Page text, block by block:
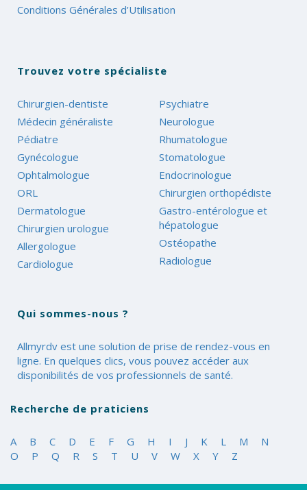
Conditions Générales d’Utilisation
Trouvez votre spécialiste
Chirurgien-dentiste
Médecin généraliste
Pédiatre
Gynécologue
Ophtalmologue
ORL
Dermatologue
Chirurgien urologue
Allergologue
Cardiologue
Psychiatre
Neurologue
Rhumatologue
Stomatologue
Endocrinologue
Chirurgien orthopédiste
Gastro-entérologue et
hépatologue
Ostéopathe
Radiologue
Qui sommes-nous ?
Allmyrdv est une solution de prise de rendez-vous en
ligne. En quelques clics, vous pouvez accéder aux
disponibilités de vos professionnels de santé.
Recherche de praticiens
A B C D E F G H I J K L M
N
O
P Q R S T U V W X Y Z